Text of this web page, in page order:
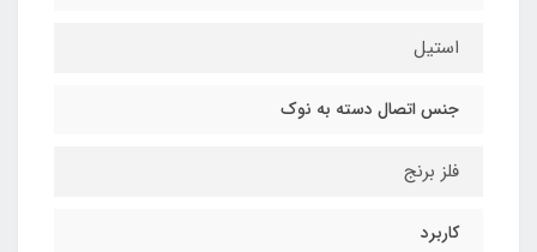
استیل
جنس اتصال دسته به نوک
فلز برنج
کاربرد